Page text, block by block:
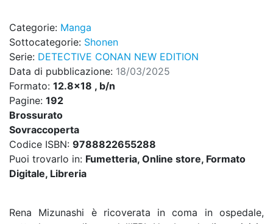
Categorie: Manga
Sottocategorie: Shonen
Serie: DETECTIVE CONAN NEW EDITION
Data di pubblicazione: 18/03/2025
Formato: 12.8x18 , b/n
Pagine: 192
Brossurato
Sovraccoperta
Codice ISBN: 9788822655288
Puoi trovarlo in: Fumetteria, Online store, Formato
Digitale, Libreria
Rena Mizunashi è ricoverata in coma in ospedale,